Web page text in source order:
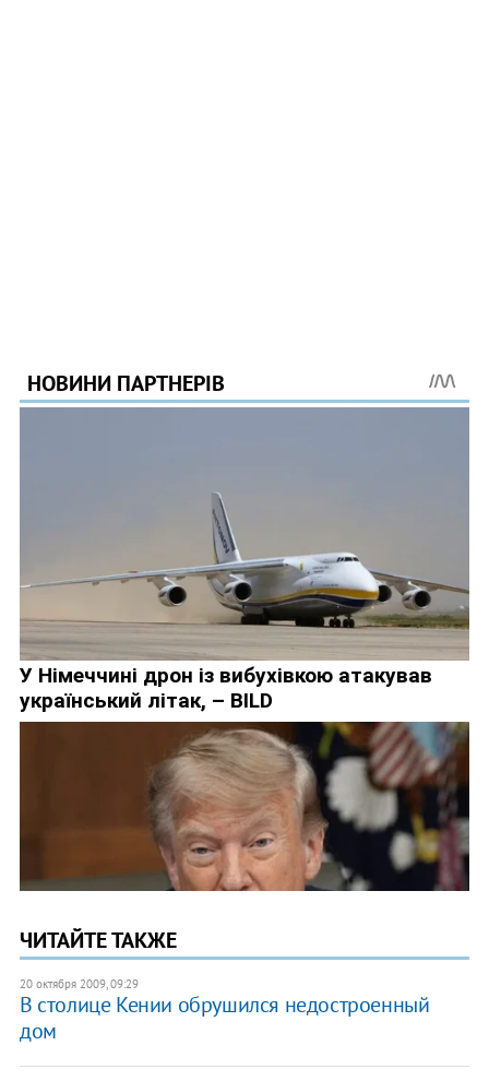
ЧИТАЙТЕ ТАКЖЕ
20 октября 2009, 09:29
В столице Кении обрушился недостроенный
дом